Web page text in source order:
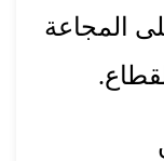
المجاعة